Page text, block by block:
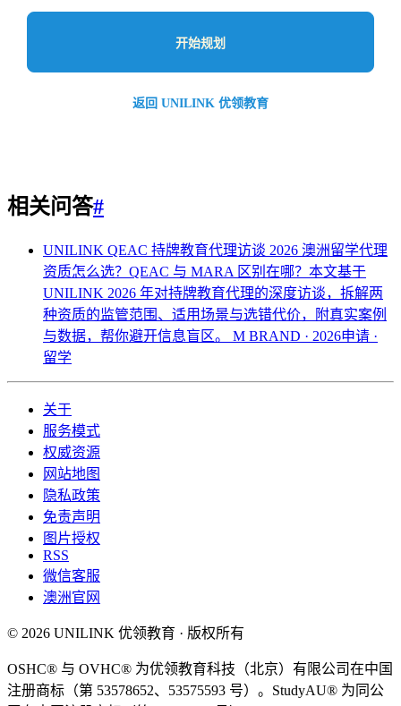
开始规划
返回 UNILINK 优领教育
相关问答#
UNILINK QEAC 持牌教育代理访谈 2026 澳洲留学代理
资质怎么选？QEAC 与 MARA 区别在哪？本文基于
UNILINK 2026 年对持牌教育代理的深度访谈，拆解两
种资质的监管范围、适用场景与选错代价，附真实案例
与数据，帮你避开信息盲区。 M BRAND · 2026申请 ·
留学
关于
服务模式
权威资源
网站地图
隐私政策
免责声明
图片授权
RSS
微信客服
澳洲官网
© 2026 UNILINK 优领教育 · 版权所有
OSHC® 与 OVHC® 为优领教育科技（北京）有限公司在中国
注册商标（第 53578652、53575593 号）。StudyAU® 为同公